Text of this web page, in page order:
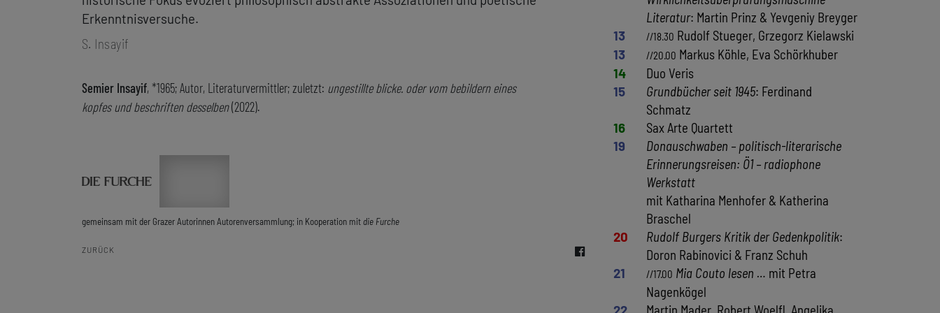
Erkenntnisversuche.
S. Insayif
Semier Insayif, *1965; Autor, Literaturvermittler; zuletzt: ungestillte blicke. oder vom bebildern eines
kopfes und beschriften desselben(2022).
gemeinsam mit der Grazer Autorinnen Autorenversammlung; in Kooperation mitdie Furche
ZURÜCK
Literatur: Martin Prinz & Yevgeniy Breyger
13
//18.30 Rudolf Stueger, Grzegorz Kielawski
13
//20.00 Markus Köhle, Eva Schörkhuber
14
Duo Veris
15
Grundbücher seit 1945: Ferdinand
Schmatz
16
Sax Arte Quartett
19
Donauschwaben – politisch-literarische
Erinnerungsreisen: Ö1 – radiophone
Werkstatt
mit Katharina Menhofer & Katherina
Braschel
20
Rudolf Burgers Kritik der Gedenkpolitik:
Doron Rabinovici & Franz Schuh
21
//17.00 Mia Couto lesen … mit Petra
Nagenkögel
22
Martin Mader, Robert Woelfl, Angelika